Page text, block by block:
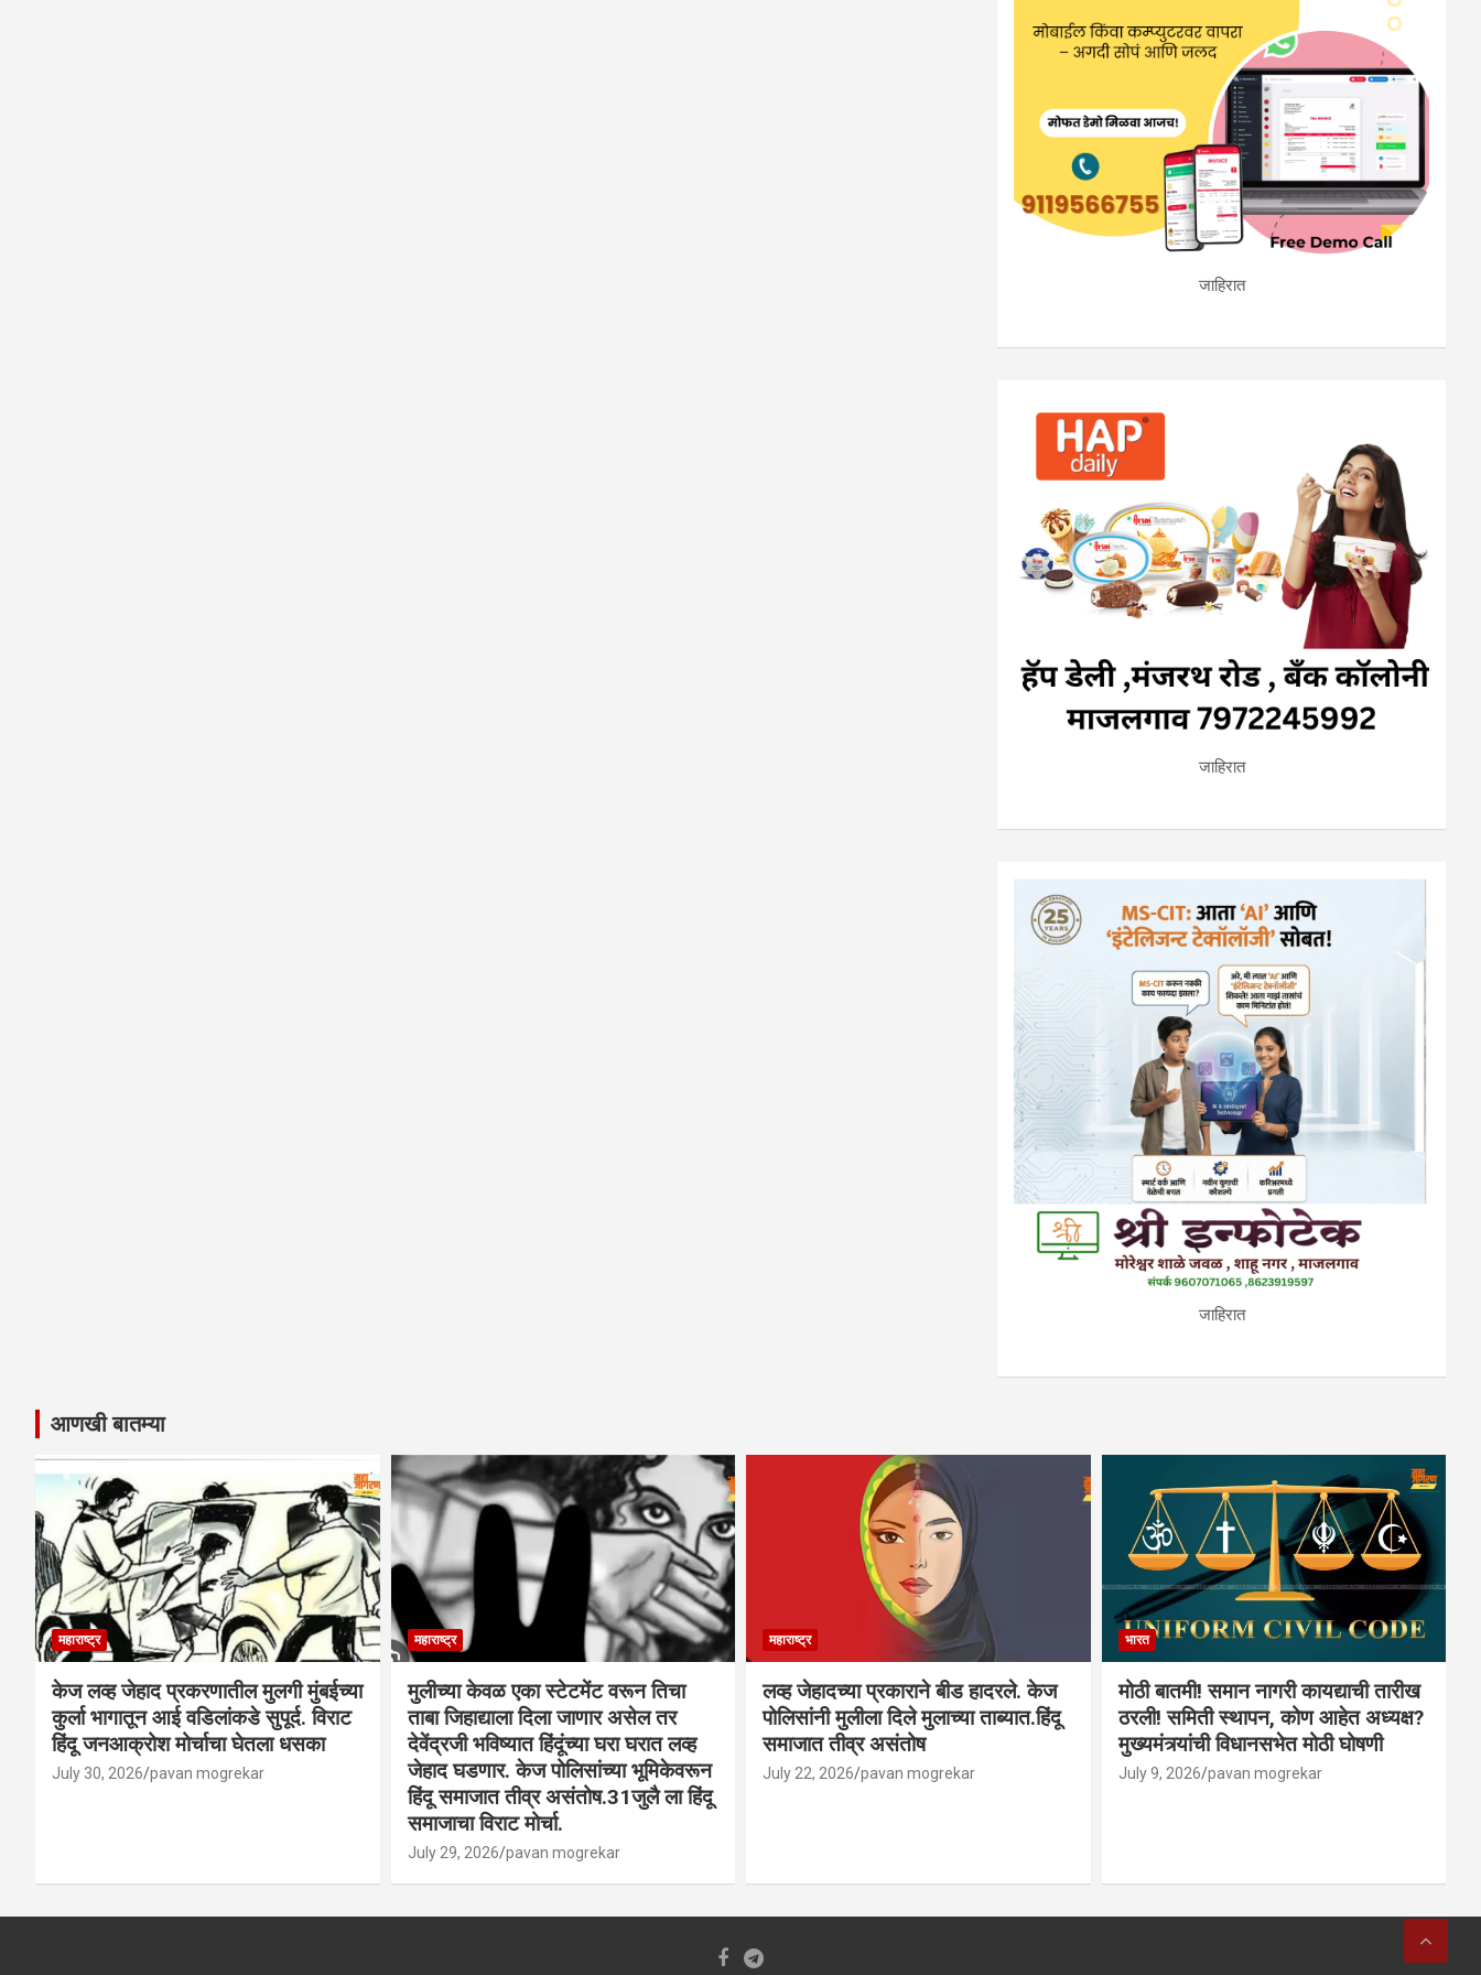
जाहिरात
जाहिरात
जाहिरात
आणखी बातम्या
महाराष्ट्र
केज लव्ह जेहाद प्रकरणातील मुलगी मुंबईच्या
कुर्ला भागातून आई वडिलांकडे सुपूर्द. विराट
हिंदू जनआक्रोश मोर्चाचा घेतला धसका
July 30, 2026 pavan mogrekar
महाराष्ट्र
मुलीच्या केवळ एका स्टेटमेंट वरून तिचा
ताबा जिहाद्याला दिला जाणार असेल तर
देवेंद्रजी भविष्यात हिंदूंच्या घरा घरात लव्ह
जेहाद घडणार. केज पोलिसांच्या भूमिकेवरून
हिंदू समाजात तीव्र असंतोष.31जुलै ला हिंदू
समाजाचा विराट मोर्चा.
July 29, 2026 pavan mogrekar
महाराष्ट्र
लव्ह जेहादच्या प्रकाराने बीड हादरले. केज
पोलिसांनी मुलीला दिले मुलाच्या ताब्यात.हिंदू
समाजात तीव्र असंतोष
July 22, 2026 pavan mogrekar
भारत
मोठी बातमी! समान नागरी कायद्याची तारीख
ठरली! समिती स्थापन, कोण आहेत अध्यक्ष?
मुख्यमंत्र्यांची विधानसभेत मोठी घोषणी
July 9, 2026 pavan mogrekar